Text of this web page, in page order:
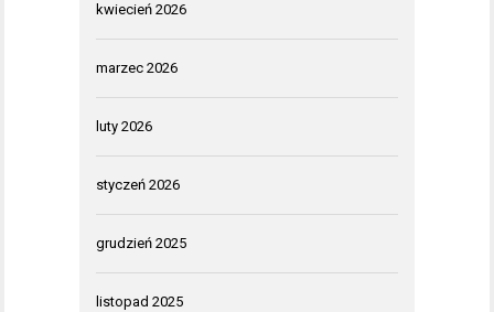
kwiecień 2026
marzec 2026
luty 2026
styczeń 2026
grudzień 2025
listopad 2025